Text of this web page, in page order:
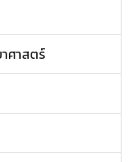
ศาสตร์